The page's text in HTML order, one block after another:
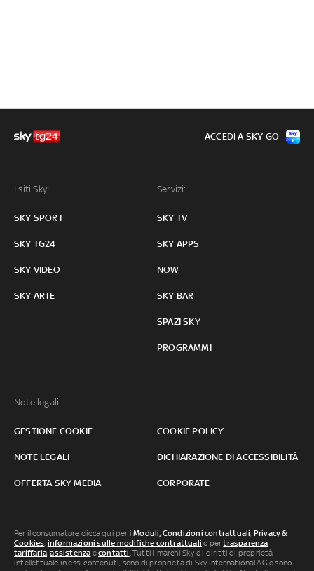
I siti Sky:
SKY SPORT
SKY TG24
SKY VIDEO
SKY ARTE
Servizi:
SKY TV
SKY APPS
NOW
SKY BAR
SPAZI SKY
PROGRAMMI
Note legali:
GESTIONE COOKIE COOKIE POLICY
NOTE LEGALI DICHIARAZIONE DI ACCESSIBILITÀ
OFFERTA SKY MEDIA CORPORATE
ACCEDI A SKY GO
Per il consumatore clicca qui per iModuli, Condizioni contrattuali, Privacy &
Cookies, informazioni sulle modifiche contrattuali o pertrasparenza
tariffaria,assistenza econtatti. Tutti i marchi Sky e i diritti di proprietà
intellettuale in essi contenuti, sono di proprietà di Sky international AG e sono